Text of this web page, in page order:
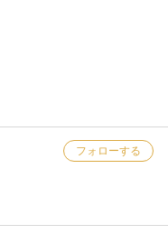
フォローする